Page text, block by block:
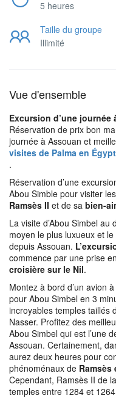
5 heures
Taille du groupe
Illimité
Vue d'ensemble
Excursion d’une journée
Réservation de prix bon
journée à Assouan et
visites de Palma en
.
Réservation d’une
Abou Simble pour visiter
Ramsès II et de sa bien-
La visite d’Abou Simbel au
moyen le plus luxueux et
depuis Assouan.
commence par une prise
croisière sur le Nil.
Montez à bord d’un avion
pour Abou Simbel en 3
incroyables temples taillés
Nasser. Profitez des
Abou Simbel qui est l’une
Assouan. Certainement,
aurez deux heures pour
phénoménaux de Ramsès
Cependant, Ramsès II de
temples entre 1284 et